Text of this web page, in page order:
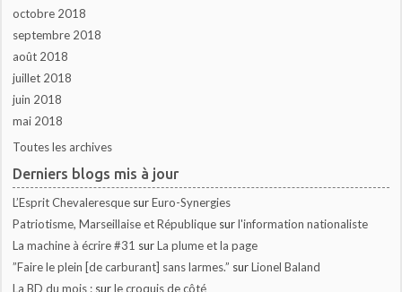
octobre 2018
septembre 2018
août 2018
juillet 2018
juin 2018
mai 2018
Toutes les archives
Derniers blogs mis à jour
L’Esprit Chevaleresque surEuro-Synergies
Patriotisme, Marseillaise et République surl'information nationaliste
La machine à écrire #31 surLa plume et la page
”Faire le plein [de carburant] sans larmes.” surLionel Baland
La BD du mois : surle croquis de côté